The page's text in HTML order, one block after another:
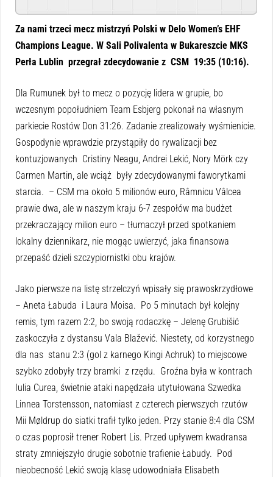
Za nami trzeci mecz mistrzyń Polski w Delo Women’s EHF
Champions League. W Sali Polivalenta w Bukareszcie MKS
Perła Lublin przegrał zdecydowanie z CSM 19:35 (10:16).
Dla Rumunek był to mecz o pozycję lidera w grupie, bo
wczesnym popołudniem Team Esbjerg pokonał na własnym
parkiecie Rostów Don 31:26. Zadanie zrealizowały wyśmienicie.
Gospodynie wprawdzie przystąpiły do rywalizacji bez
kontuzjowanych Cristiny Neagu, Andrei Lekić, Nory Mörk czy
Carmen Martin, ale wciąż były zdecydowanymi faworytkami
starcia. – CSM ma około 5 milionów euro, Râmnicu Vâlcea
prawie dwa, ale w naszym kraju 6-7 zespołów ma budżet
przekraczający milion euro – tłumaczył przed spotkaniem
lokalny dziennikarz, nie mogąc uwierzyć, jaka finansowa
przepaść dzieli szczypiornistki obu krajów.
Jako pierwsze na listę strzelczyń wpisały się prawoskrzydłowe
– Aneta Łabuda i Laura Moisa. Po 5 minutach był kolejny
remis, tym razem 2:2, bo swoją rodaczkę – Jelenę Grubišić
zaskoczyła z dystansu Vala Blažević. Niestety, od korzystnego
dla nas stanu 2:3 (gol z karnego Kingi Achruk) to miejscowe
szybko zdobyły trzy bramki z rzędu. Groźna była w kontrach
Iulia Curea, świetnie ataki napędzała utytułowana Szwedka
Linnea Torstensson, natomiast z czterech pierwszych rzutów
Mii Møldrup do siatki trafił tylko jeden. Przy stanie 8:4 dla CSM
o czas poprosił trener Robert Lis. Przed upływem kwadransa
straty zmniejszyło drugie sobotnie trafienie Łabudy. Pod
nieobecność Lekić swoją klasę udowodniała Elisabeth